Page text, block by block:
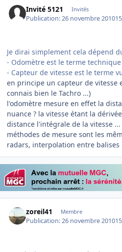
Invité 5121 Invités
Publication:26 novembre 2010
Je dirai simplement cela dépend
- Odomètre est le terme technique
- Capteur de vitesse est le terme
en principe un capteur de vitesse
connais bien le Tachro ...)
l'odomètre mesure en effet la
nuance ? la vitesse étant la
distance l'intégrale de la vitesse
méthodes de mesure sont les
radars, interpolation entre balises
zoreil41 Membre
Publication:26 novembre 2010